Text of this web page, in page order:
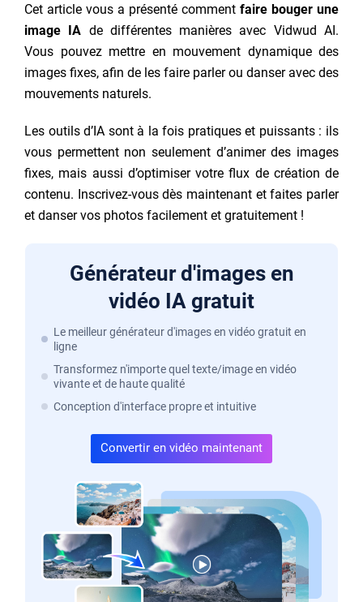
Cet article vous a présenté comment faire bouger une
image IA de différentes manières avec Vidwud AI.
Vous pouvez mettre en mouvement dynamique des
images fixes, afin de les faire parler ou danser avec des
mouvements naturels.
Les outils d’IA sont à la fois pratiques et puissants : ils
vous permettent non seulement d’animer des images
fixes, mais aussi d’optimiser votre flux de création de
contenu. Inscrivez-vous dès maintenant et faites parler
et danser vos photos facilement et gratuitement !
Générateur d'images en
vidéo IA gratuit
Le meilleur générateur d'images en vidéo gratuit en
ligne
Transformez n'importe quel texte/image en vidéo
vivante et de haute qualité
Conception d'interface propre et intuitive
Convertir en vidéo maintenant